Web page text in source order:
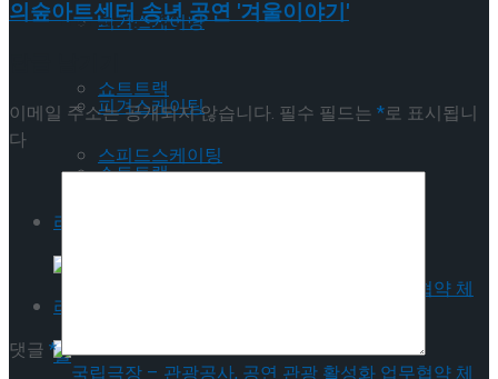
피겨스케이팅
쇼트트랙
스피드스케이팅
라이프스타일
Trending Tags
피겨스케이팅
쇼트트랙
라이프스타일
의숲아트센터 송년 공연 '겨울이야기'
이메일 주소는 공개되지 않습니다. 필수 필드는 *로 표시됩니
다
댓글 *